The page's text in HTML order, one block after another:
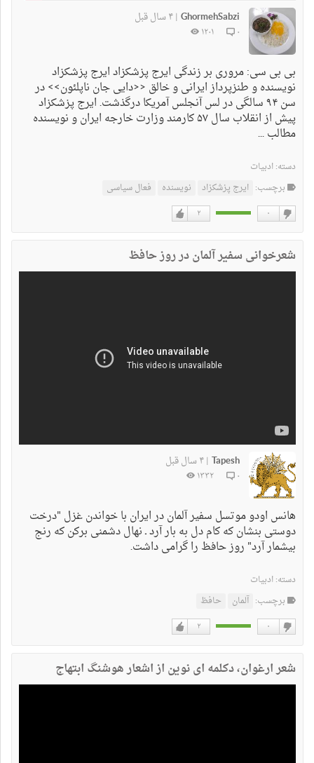
GhormehSabzi
|۴ سال قبل
۰ ۱۲۰۱
بی بی سی: مروری بر زندگی ایرج پزشکزاد ایرج پزشکزاد
نویسنده و طنزپرداز ایرانی و خالق <<دایی جان ناپلئون>> در
سن ۹۴ سالگی در لس آنجلس آمریکا درگذشت. ایرج پزشکزاد
پیش از انقلاب سال ۵۷ کارمند وزارت خارجه ایران و نویسنده
مطالب ...
دسته:ادبیات
برچسب: ایرج پزشکزاد نویسنده فعال سیاسی
۲ ۰
شعرخوانی سفیر آلمان در روز حافظ
Tapesh
|۴ سال قبل
۰ ۱۳۳۲
هانس اودو موتسل سفیر آلمان در ایران با خواندن غزل "درخت
دوستی بنشان که کام دل به بار آرد ـ نهال دشمنی برکن که رنج
بیشمار آرد" روز حافظ را گرامی داشت.
دسته:ادبیات
برچسب: آلمان حافظ
۲ ۰
شعر ارغوان، دکلمه ای نوین از اشعار هوشنگ ابتهاج